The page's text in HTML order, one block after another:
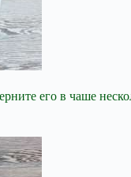
его в чаше